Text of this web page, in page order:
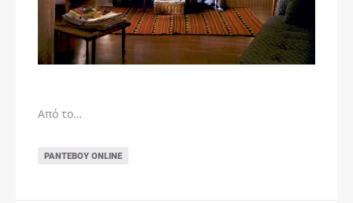
Από το…
ΡΑΝΤΕΒΟΎ ONLINE